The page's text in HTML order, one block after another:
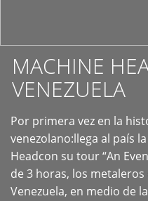
MACHINE
VENEZUELA
Por primera vez en la
venezolano:llega al país
Headcon su tour “An
de 3 horas, los
Venezuela, en medio de